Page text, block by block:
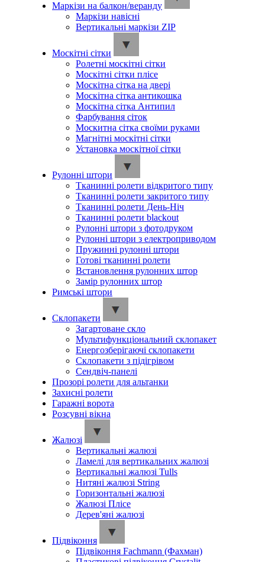
Маркізи на балкон/веранду
Маркізи навісні
Вертикальні маркізи ZIP
Москітні сітки
Ролетні москітні сітки
Москітні сітки плісе
Москітна сітка на двері
Москітна сітка антикошка
Москітна сітка Антипил
Фарбування сіток
Москитна сітка своїми руками
Магнітні москітні сітки
Установка москітної сітки
Рулонні штори
Тканинні ролети відкритого типу
Тканинні ролети закритого типу
Тканинні ролети День-Ніч
Тканинні ролети blackout
Рулонні штори з фотодруком
Рулонні штори з електроприводом
Пружинні рулонні штори
Готові тканинні ролети
Встановлення рулонних штор
Замір рулонних штор
Римські штори
Склопакети
Загартоване скло
Мультифункціональний склопакет
Енергозберігаючі склопакети
Склопакети з підігрівом
Сендвіч-панелі
Прозорі ролети для альтанки
Захисні ролети
Гаражні ворота
Розсувні вікна
Жалюзі
Вертикальні жалюзі
Ламелі для вертикальних жалюзі
Вертикальні жалюзі Tulls
Нитяні жалюзі String
Горизонтальні жалюзі
Жалюзі Плісе
Дерев'яні жалюзі
Підвіконня
Підвіконня Fachmann (Фахман)